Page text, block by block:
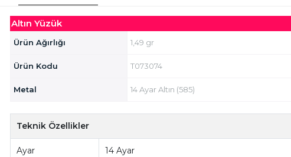
Altın Yüzük
Ürün Ağırlığı 1,49 gr
Ürün Kodu T073074
Metal 14 Ayar Altın (585)
Teknik Özellikler
Ayar 14 Ayar